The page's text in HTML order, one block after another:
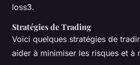
loss3.
Stratégies de Trading
Voici quelques stratégies de
aider à minimiser les risques et à